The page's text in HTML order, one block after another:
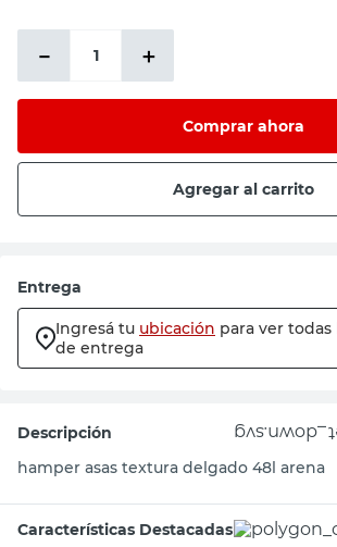
＋
－
Comprar ahora
Agregar al carrito
Entrega
Ingresá tu ubicación para ver todas
de entrega
Descripción
hamper asas textura delgado 48l arena
Características Destacadas